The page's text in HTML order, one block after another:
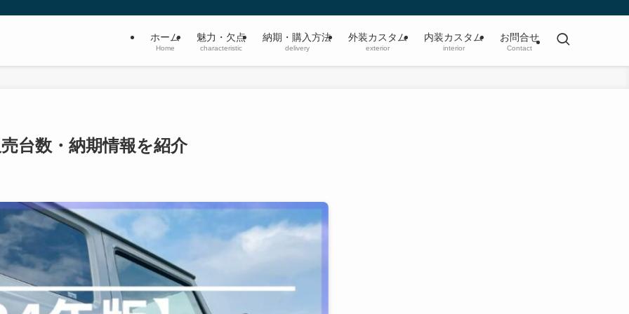
ホーム
Home
魅力・欠点
characteristic
納期・購入方法
delivery
外装カスタム
exterior
内装カスタム
interior
お問合せ
Contact
台数・納期情報を紹介